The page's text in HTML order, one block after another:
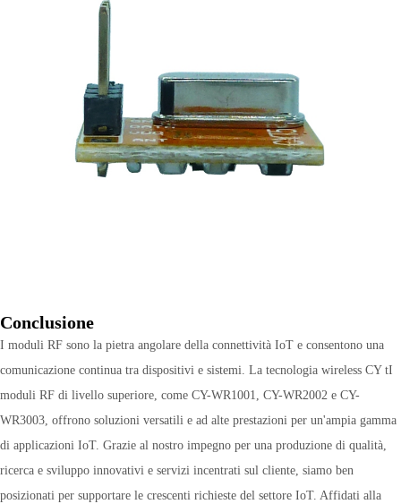
Conclusione
I moduli RF sono la pietra angolare della connettività IoT e consentono una
comunicazione continua tra dispositivi e sistemi. La tecnologia wireless CY tI
moduli RF di livello superiore, come CY-WR1001, CY-WR2002 e CY-
WR3003, offrono soluzioni versatili e ad alte prestazioni per un'ampia gamma
di applicazioni IoT. Grazie al nostro impegno per una produzione di qualità,
ricerca e sviluppo innovativi e servizi incentrati sul cliente, siamo ben
posizionati per supportare le crescenti richieste del settore IoT. Affidati alla